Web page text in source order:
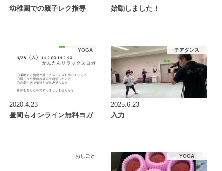
幼稚園での親子レク指導 始動しました！
YOGA
2020.4.23
昼間もオンライン無料ヨガ
チアダンス
2025.6.23
入力
おしごと YOGA